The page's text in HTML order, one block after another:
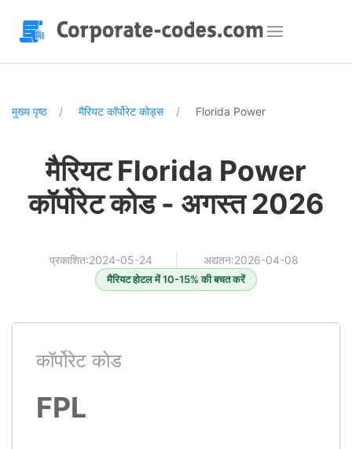
मुख्य पृष्ठ मैरियट कॉर्पोरेट कोड्स Florida Power
मैरियट Florida Power
कॉर्पोरेट कोड - अगस्त 2026
प्रकाशित:2024-05-24 अद्यतन:2026-04-08
मैरियट होटल में 10-15% की बचत करें
कॉर्पोरेट कोड
FPL